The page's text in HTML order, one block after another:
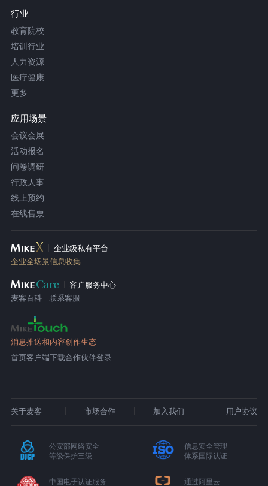
行业
教育院校
培训行业
人力资源
医疗健康
更多
应用场景
会议会展
活动报名
问卷调研
行政人事
线上预约
在线售票
企业级私有平台
企业全场景信息收集
客户服务中心
麦客百科
联系客服
消息推送和内容创作生态
首页客户端下载合作伙伴登录
关于麦客 市场合作 加入我们 用户协议
公安部网络安全
等级保护三级
信息安全管理
体系国际认证
中国电子认证服务 通过阿里云